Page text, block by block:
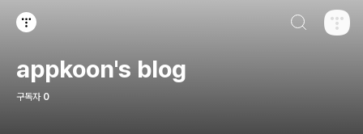
appkoon's blog
구독자 0